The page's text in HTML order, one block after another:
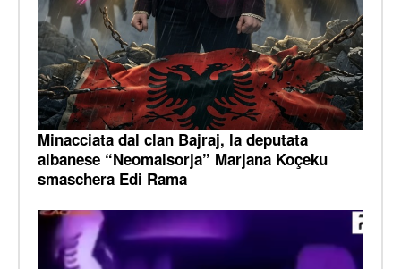
Minacciata dal clan Bajraj, la deputata
albanese “Neomalsorja” Marjana Koçeku
smaschera Edi Rama